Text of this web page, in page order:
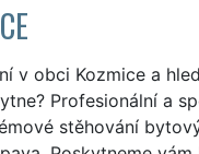
v obci Kozmice a
Profesionální a
stěhování